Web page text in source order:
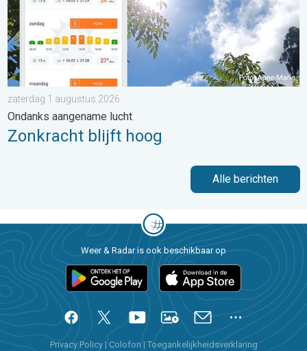
zaterdag 1 augustus 2026
Ondanks aangename lucht
Zonkracht blijft hoog
Alle berichten
Weer & Radar is ook beschikbaar op
Privacy Policy |Colofon | Toegankelijkheidsverklaring